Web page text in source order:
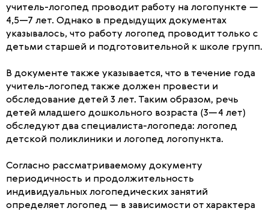
учитель-логопед проводит работу на логопункте —
4,5—7 лет. Однако в предыдущих документах
указывалось, что работу логопед проводит только с
детьми старшей и подготовительной к школе групп.
В документе также указывается, что в течение года
учитель-логопед также должен провести и
обследование детей 3 лет. Таким образом, речь
детей младшего дошкольного возраста (3—4 лет)
обследуют два специалиста-логопеда: логопед
детской поликлиники и логопед логопункта.
Согласно рассматриваемому документу
периодичность и продолжительность
индивидуальных логопедических занятий
определяет логопед — в зависимости от характера